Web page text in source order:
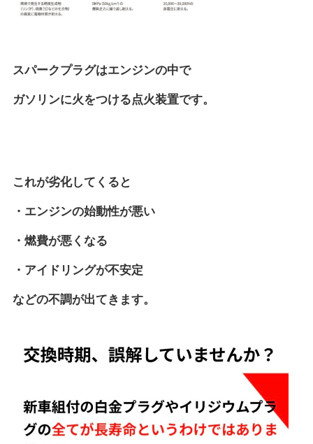
スパークプラグはエンジンの中で
ガソリンに火をつける点火装置です。
これが劣化してくると
・エンジンの始動性が悪い
・燃費が悪くなる
・アイドリングが不安定
などの不調が出てきます。